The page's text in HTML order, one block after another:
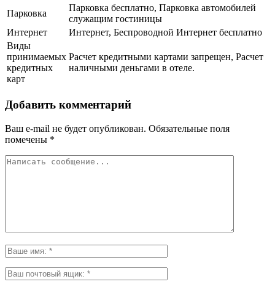
Парковка
Парковка бесплатно, Парковка автомобилей
служащим гостиницы
Интернет
Интернет, Беспроводной Интернет бесплатно
Виды
принимаемых
кредитных
карт
Расчет кредитными картами запрещен, Расчет
наличными деньгами в отеле.
Добавить комментарий
Ваш e-mail не будет опубликован. Обязательные поля
помечены *